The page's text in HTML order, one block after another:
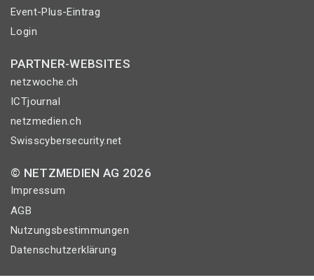
Event-Plus-Eintrag
Login
PARTNER-WEBSITES
netzwoche.ch
ICTjournal
netzmedien.ch
Swisscybersecurity.net
© NETZMEDIEN AG 2026
Impressum
AGB
Nutzungsbestimmungen
Datenschutzerklärung